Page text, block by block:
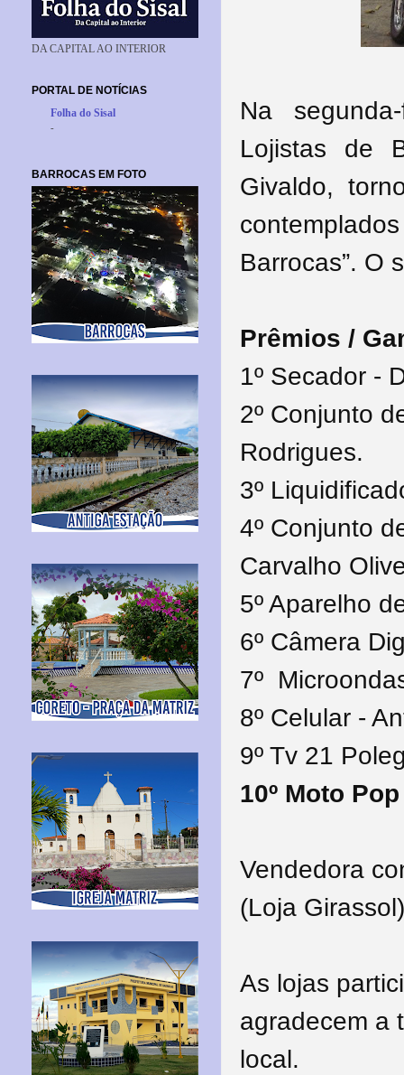
Na
Lojistas de
Givaldo,
Barrocas”. O
Prêmios /
1º Secador -
2º Conjunto
Rodrigues.
3º
4º Conjunto
Carvalho
5º Aparelho
6º Câmera
7º
8º Celular -
9º Tv 21
10º Moto
Vendedora
(Loja
As lojas
agradecem a
local.
DA CAPITAL AO INTERIOR
PORTAL DE NOTÍCIAS
Folha do Sisal
-
BARROCAS EM FOTO